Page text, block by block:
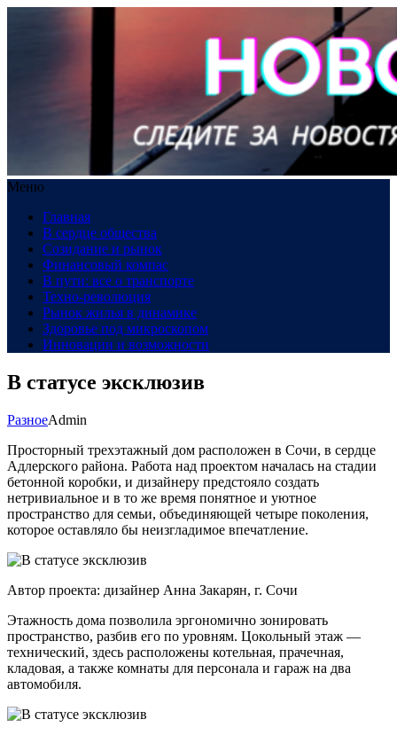
Меню
Главная
В сердце общества
Созидание и рынок
Финансовый компас
В пути: все о транспорте
Техно-революция
Рынок жилья в динамике
Здоровье под микроскопом
Инновации и возможности
В статусе эксклюзив
РазноеAdmin
Просторный трехэтажный дом расположен в Сочи, в сердце
Адлерского района. Работа над проектом началась на стадии
бетонной коробки, и дизайнеру предстояло создать
нетривиальное и в то же время понятное и уютное
пространство для семьи, объединяющей четыре поколения,
которое оставляло бы неизгладимое впечатление.
Автор проекта: дизайнер Анна Закарян, г. Сочи
Этажность дома позволила эргономично зонировать
пространство, разбив его по уровням. Цокольный этаж —
технический, здесь расположены котельная, прачечная,
кладовая, а также комнаты для персонала и гараж на два
автомобиля.